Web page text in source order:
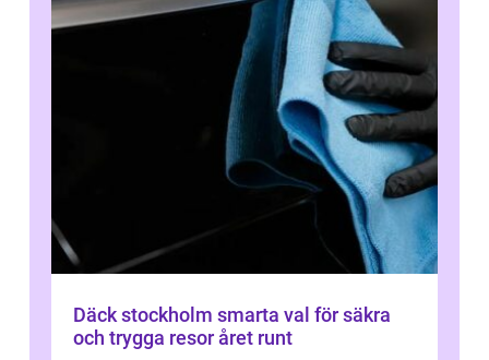
Däck stockholm smarta val för säkra
och trygga resor året runt